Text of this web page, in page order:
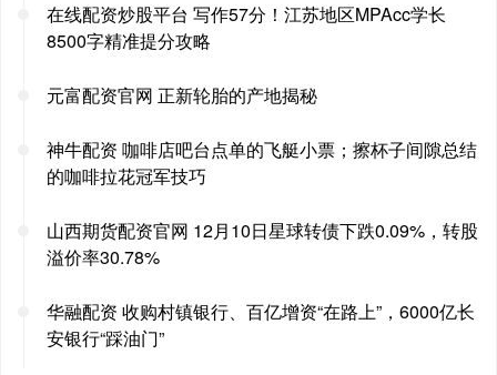
在线配资炒股平台 写作57分！江苏地区MPAcc学长
8500字精准提分攻略
元富配资官网 正新轮胎的产地揭秘
神牛配资 咖啡店吧台点单的飞艇小票；擦杯子间隙总结
的咖啡拉花冠军技巧
山西期货配资官网 12月10日星球转债下跌0.09%，转股
溢价率30.78%
华融配资 收购村镇银行、百亿增资“在路上”，6000亿长
安银行“踩油门”